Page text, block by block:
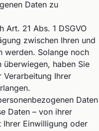
Daten zu
Art. 21 Abs. 1 DSGVO
zwischen Ihren und
werden. Solange noch
überwiegen, haben Sie
Verarbeitung Ihrer
Daten
Daten – von ihrer
Ihrer Einwilligung oder